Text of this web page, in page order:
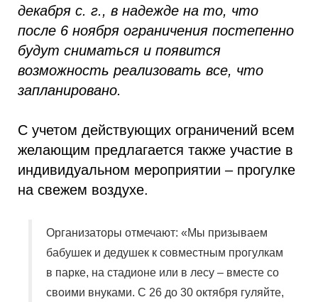
декабря с. г., в надежде на то, что
после 6 ноября ограничения постепенно
будут сниматься и появится
возможность реализовать все, что
запланировано.
С учетом действующих ограничений всем
желающим предлагается также участие в
индивидуальном мероприятии – прогулке
на свежем воздухе.
Организаторы отмечают: «Мы призываем
бабушек и дедушек к совместным прогулкам
в парке, на стадионе или в лесу – вместе со
своими внуками. С 26 до 30 октября гуляйте,